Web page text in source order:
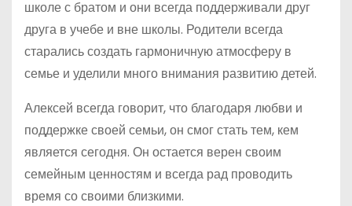
школе с братом и они всегда поддерживали друг
друга в учебе и вне школы. Родители всегда
старались создать гармоничную атмосферу в
семье и уделили много внимания развитию детей.
Алексей всегда говорит, что благодаря любви и
поддержке своей семьи, он смог стать тем, кем
является сегодня. Он остается верен своим
семейным ценностям и всегда рад проводить
время со своими близкими.